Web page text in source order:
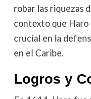
robar las riquezas
contexto que
crucial en la
en el Caribe.
Logros y